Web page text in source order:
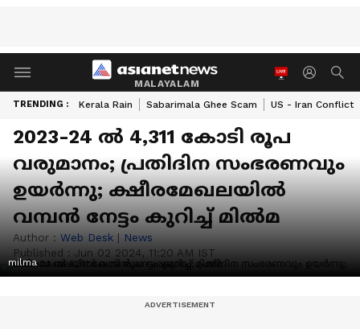
MALAYALAM
TRENDING : Kerala Rain Sabarimala Ghee Scam US - Iran Conflict
2023-24 ല്‍ 4,311 കോടി രൂപ
വരുമാനം; പ്രതിദിന സംഭരണവും
ഉയർന്നു; ക്ഷീരമേഖലയില്‍
വമ്പൻ നേട്ടം കുറിച്ച് മിൽമ
Author : Web Desk | News
Published : Jun 02 2024, 11:20 AM IST
milma